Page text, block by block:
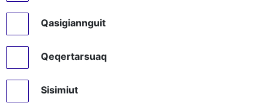
Qasigiannguit
Qeqertarsuaq
Sisimiut